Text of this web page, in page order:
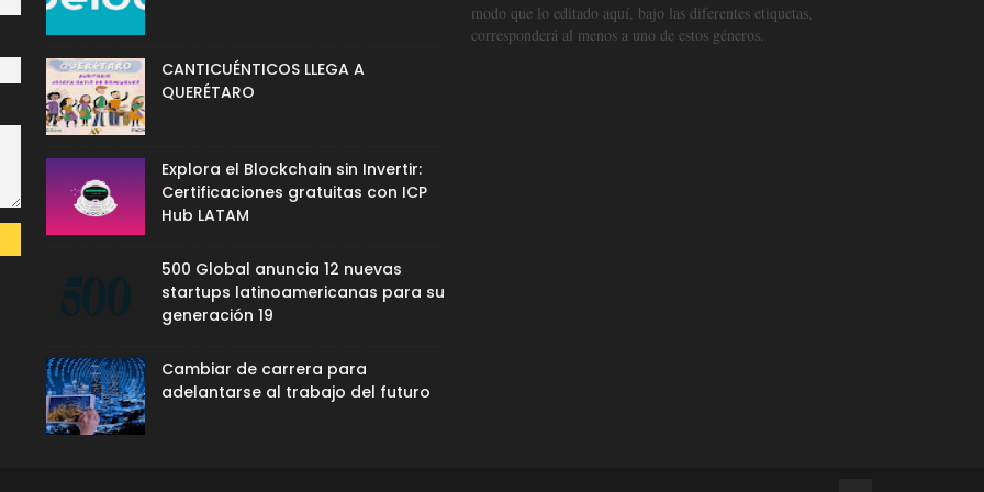
CANTICUÉNTICOS LLEGA A
QUERÉTARO
Explora el Blockchain sin Invertir:
Certificaciones gratuitas con ICP
Hub LATAM
500 Global anuncia 12 nuevas
startups latinoamericanas para su
generación 19
Cambiar de carrera para
adelantarse al trabajo del futuro
modo que lo editado aquí, bajo las diferentes etiquetas,
corresponderá al menos a uno de estos géneros.